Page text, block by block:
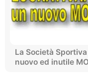
La Società
nuovo ed inutile